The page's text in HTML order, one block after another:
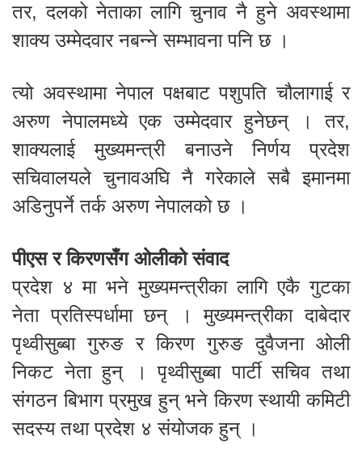
तर, दलको नेताका लागि चुनाव नै हुने अवस्थामा
शाक्य उम्मेदवार नबन्ने सम्भावना पनि छ ।
त्यो अवस्थामा नेपाल पक्षबाट पशुपति चौलागाई र
अरुण नेपालमध्ये एक उम्मेदवार हुनेछन् । तर,
शाक्यलाई मुख्यमन्त्री बनाउने निर्णय प्रदेश
सचिवालयले चुनावअघि नै गरेकाले सबै इमानमा
अडिनुपर्ने तर्क अरुण नेपालको छ ।
पीएस र किरणसँग ओलीको संवाद
प्रदेश ४ मा भने मुख्यमन्त्रीका लागि एकै गुटका
नेता प्रतिस्पर्धामा छन् । मुख्यमन्त्रीका दाबेदार
पृथ्वीसुब्बा गुरुङ र किरण गुरुङ दुवैजना ओली
निकट नेता हुन् । पृथ्वीसुब्बा पार्टी सचिव तथा
संगठन बिभाग प्रमुख हुन् भने किरण स्थायी कमिटी
सदस्य तथा प्रदेश ४ संयोजक हुन् ।